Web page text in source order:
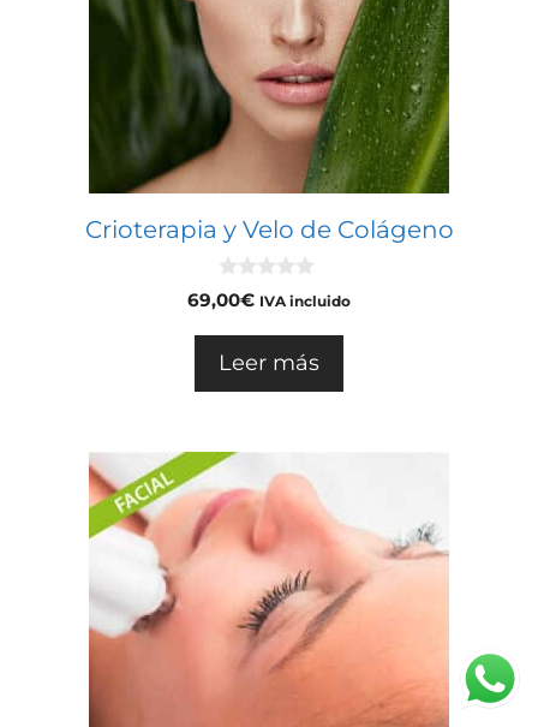
Crioterapia y Velo de Colágeno
0
d
69,00€ IVA incluido
Leer más